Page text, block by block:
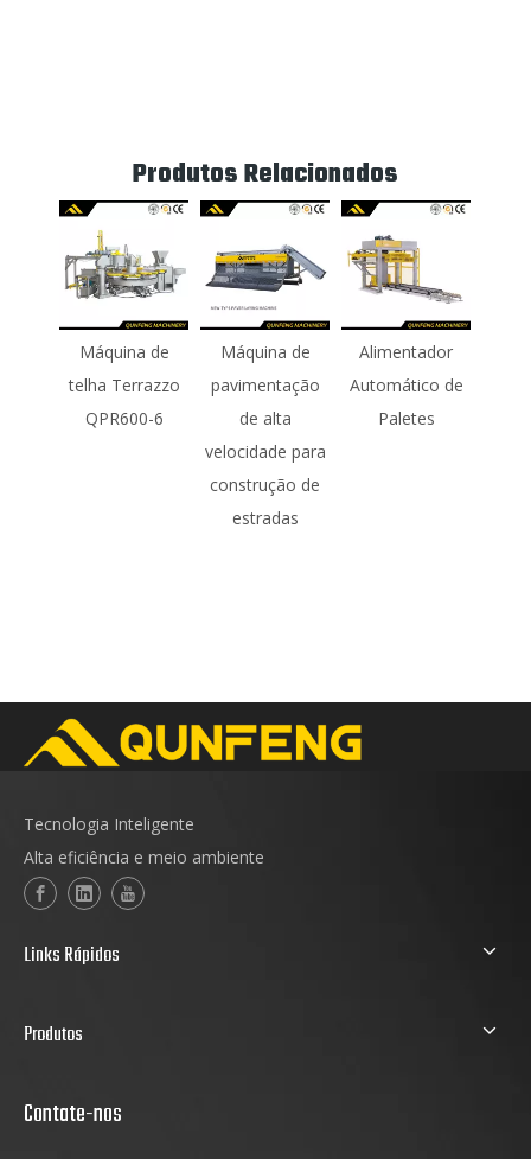
Produtos Relacionados
Máquina de
telha Terrazzo
QPR600-6
Máquina de
pavimentação
de alta
velocidade para
construção de
estradas
Alimentador
Automático de
Paletes
Tecnologia Inteligente
Alta eficiência e meio ambiente
Links Rápidos
Produtos
Contate-nos